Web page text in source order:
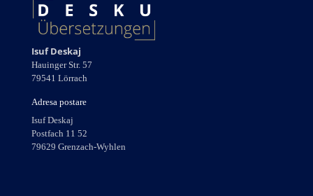
Isuf Deskaj
Hauinger Str. 57
79541 Lörrach
Adresa postare
Isuf Deskaj
Postfach 11 52
79629 Grenzach-Wyhlen